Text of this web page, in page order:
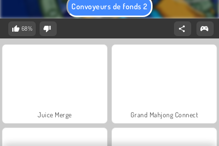
Convoyeurs de fonds 2
68%
Juice Merge Grand Mahjong Connect